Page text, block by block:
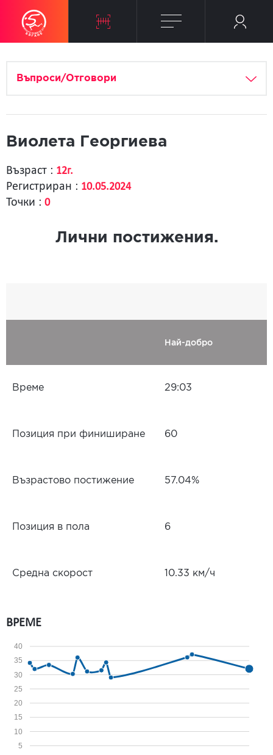
Въпроси/Отговори
Виолета Георгиева
Възраст : 12г.
Регистриран : 10.05.2024
Точки : 0
Лични постижения.
Най-добро
Време 29:03
Позиция при финиширане 60
Възрастово постижение 57.04%
Позиция в пола 6
Средна скорост 10.33 км/ч
ВРЕМЕ
5
10
15
20
25
30
35
40